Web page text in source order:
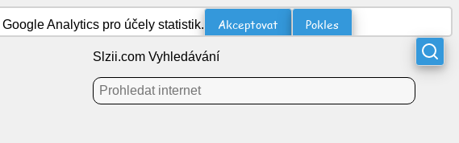
Analytics pro účely statistik. Akceptovat Pokles
Slzii.com Vyhledávání